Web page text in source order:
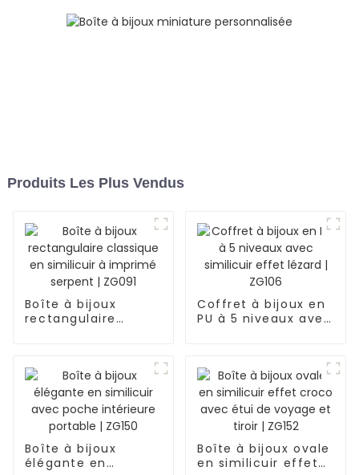
Produits Les Plus Vendus
Boîte à bijoux
rectangulaire
Coffret à bijoux en
PU à 5 niveaux avec
Boîte à bijoux
élégante en
Boîte à bijoux ovale
en similicuir effet